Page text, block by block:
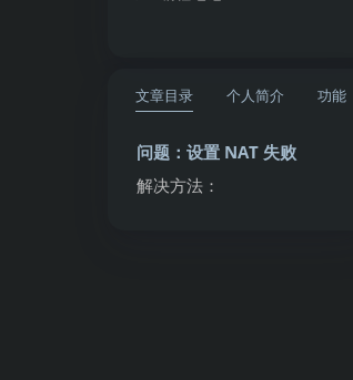
文章目录 个人简介 功能
问题：设置 NAT 失败
解决方法：